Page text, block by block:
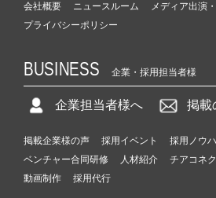
会社概要 ニュースルーム
メディア出演
プライバシーポリシー
BUSINESS 企業・採用担当者様
企業担当者様へ 掲載
掲載企業様の声 採用イベント 採用ノウ
ベンチャー合同研修
人材紹介 チアコネ
動画制作
採用代行